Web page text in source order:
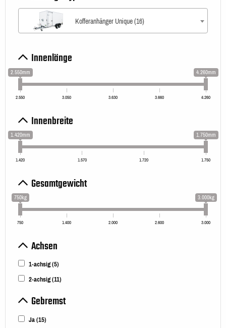
Kofferanhänger Unique (16)
Innenlänge
2.550mm 4.260mm
2.550 3.050 3.630 3.660 4.260
Innenbreite
1.420mm 1.750mm
1.420 1.570 1.720 1.750
Gesamtgewicht
750kg 3.000kg
750 1.400 2.000 2.600 3.000
Achsen
1-achsig(5)
2-achsig(11)
Gebremst
Ja(15)